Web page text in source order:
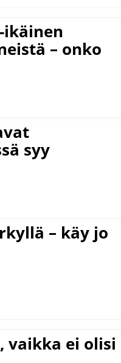
ikäinen
– onko
syy
– käy jo
vaikka ei olisi